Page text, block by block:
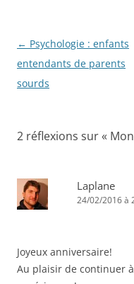
Navigation
des
articles
← Psychologie : enfants
entendants de parents
sourds
2 réflexions sur «
Laplane
24/02/2016 à
Joyeux anniversaire!
Au plaisir de continuer